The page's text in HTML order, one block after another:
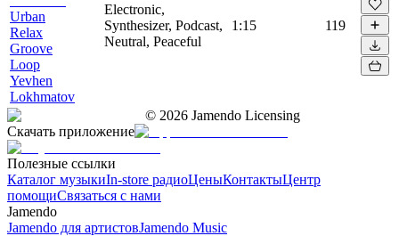
Urban
Relax
Groove
Loop
Yevhen
Lokhmatov
Electronic,
Synthesizer, Podcast,
Neutral, Peaceful
1:15 119
© 2026 Jamendo Licensing
Скачать приложение
Полезные ссылки
Каталог музыкиIn-store радиоЦеныКонтактыЦентр
помощиСвязаться с нами
Jamendo
Jamendo для артистовJamendo Music